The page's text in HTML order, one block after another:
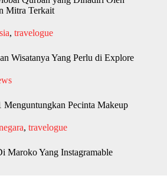
Mitra Terkait
, travelogue
Wisatanya Yang Perlu di Explore
Menguntungkan Pecinta Makeup
, travelogue
Maroko Yang Instagramable